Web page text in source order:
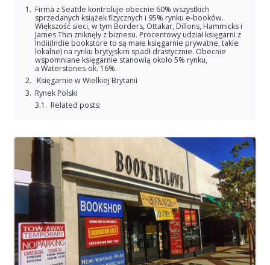
Firma z Seattle kontroluje obecnie 60% wszystkich
sprzedanych książek fizycznych i 95% rynku e-booków.
Większość sieci, w tym Borders, Ottakar, Dillons, Hammicks i
James Thin zniknęły z biznesu. Procentowy udział księgarni z
Indii(Indie bookstore to są małe księgarnie prywatne, takie
lokalne) na rynku brytyjskim spadł drastycznie. Obecnie
wspomniane księgarnie stanowią około 5% rynku,
a Waterstones-ok. 16%.
Księgarnie w Wielkiej Brytanii
Rynek Polski
Related posts: